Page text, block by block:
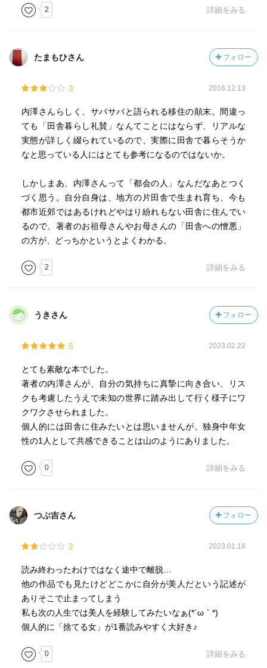
2 詳細をみる
たまもひさん フォロー
3 2016.12.13
内澤さんらしく、サバサバと語られる移住の顛末。間違っ
ても「田舎暮らし礼賛」なんてことにはならず、リアルな
実態が詳しく綴られているので、実際に田舎で暮らそうか
なと思っている人にはとても参考になるのではないか。
しかしまあ、内澤さんって「都会の人」なんだなあとつく
づく思う。自分自身は、地方の片田舎で生まれ育ち、今も
都市近郊ではあるけれどやはり紛れもない田舎に住んでい
るので、著者のお祖母さんやお母さんの「田舎への憎悪」
の方が、どっちかというとよくわかる。
2 詳細をみる
うきさん フォロー
5 2023.02.22
とても素敵な本でした。
著者の内澤さんが、自分の気持ちに真摯に向き合い、リス
クも考慮したうえで未知の世界に踏み出して行く様子にワ
クワクさせられました。
個人的には田舎に住みたいとは思いませんが、独身中年女
性の1人として共感できることは山のようにありました。
0 詳細をみる
つぶ吉さん フォロー
2 2023.01.18
読み終わったわけではなく途中で離脱…
他の作品でも見たけどどこかに自分が美人だという記述が
ありそこで止まってしまう
私も次の人生では美人を経験してみたいなぁ(*´ω｀*)
個人的に「捨てる女」が1番読みやすく大好き♪
0 詳細をみる